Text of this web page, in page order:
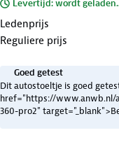
Levertijd: wordt
Ledenprijs
Reguliere prijs
Goed getest
Dit autostoeltje is goed
href="https://
360-pro2"